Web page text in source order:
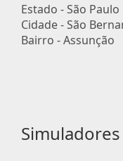
Estado -São Paulo
Cidade -São
Bairro -Assunção